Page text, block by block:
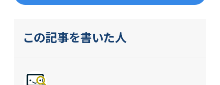
この記事を書いた人